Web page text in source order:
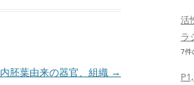
内胚葉由来の器官、組織 →
活
ラ
7件